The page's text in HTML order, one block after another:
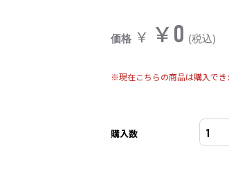
価格 ￥ ￥0 (税込)
※現在こちらの商品は購入でき
購入数